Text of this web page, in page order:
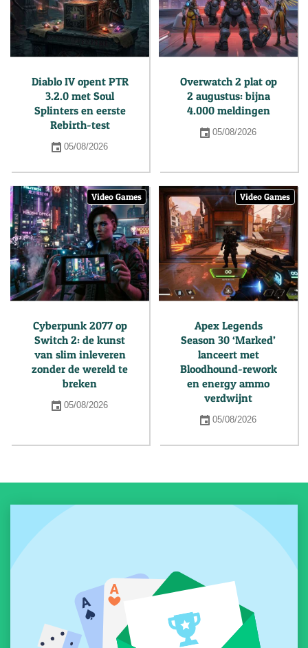
Diablo IV opent PTR
3.2.0 met Soul
Splinters en eerste
Rebirth-test
05/08/2026
Overwatch 2 plat op
2 augustus: bijna
4.000 meldingen
05/08/2026
Video Games
Cyberpunk 2077 op
Switch 2: de kunst
van slim inleveren
zonder de wereld te
breken
05/08/2026
Video Games
Apex Legends
Season 30 ‘Marked’
lanceert met
Bloodhound-rework
en energy ammo
verdwijnt
05/08/2026